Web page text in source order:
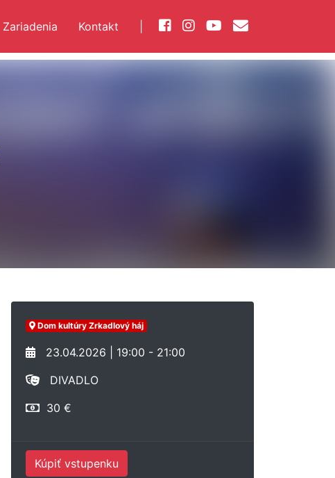
Zariadenia Kontakt
Dom kultúry Zrkadlový háj
23.04.2026 | 19:00 - 21:00
DIVADLO
30 €
Kúpiť vstupenku